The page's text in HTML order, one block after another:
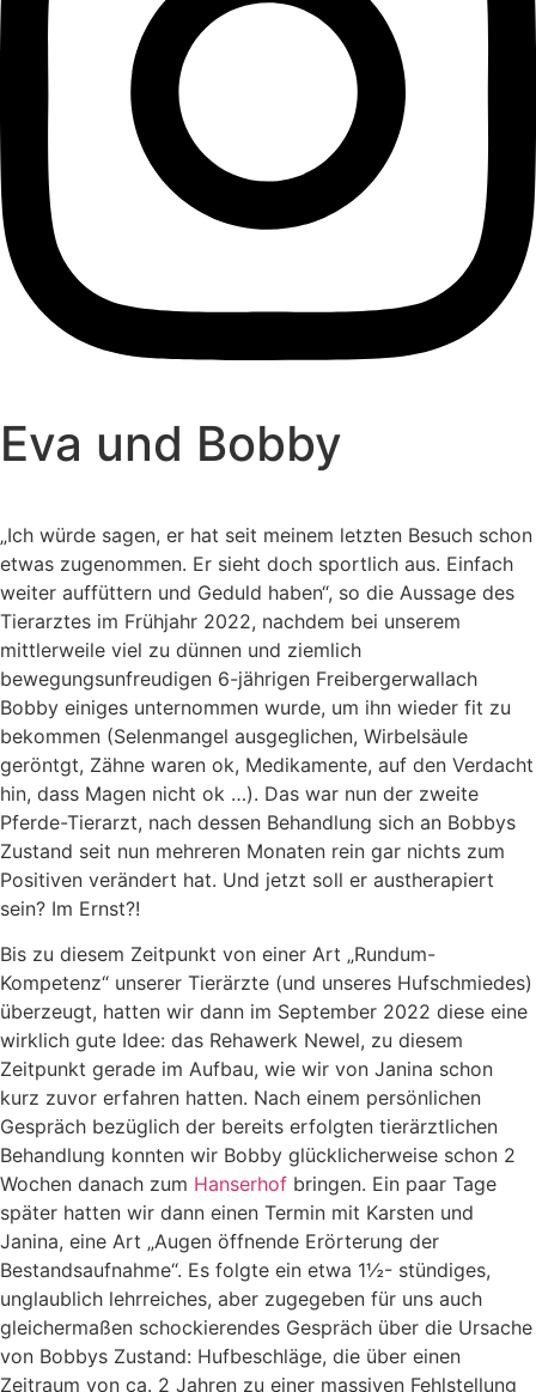
Eva und Bobby
„Ich würde sagen, er hat seit meinem letzten Besuch schon
etwas zugenommen. Er sieht doch sportlich aus. Einfach
weiter auffüttern und Geduld haben“, so die Aussage des
Tierarztes im Frühjahr 2022, nachdem bei unserem
mittlerweile viel zu dünnen und ziemlich
bewegungsunfreudigen 6-jährigen Freibergerwallach
Bobby einiges unternommen wurde, um ihn wieder fit zu
bekommen (Selenmangel ausgeglichen, Wirbelsäule
geröntgt, Zähne waren ok, Medikamente, auf den Verdacht
hin, dass Magen nicht ok …). Das war nun der zweite
Pferde-Tierarzt, nach dessen Behandlung sich an Bobbys
Zustand seit nun mehreren Monaten rein gar nichts zum
Positiven verändert hat. Und jetzt soll er austherapiert
sein? Im Ernst?!
Bis zu diesem Zeitpunkt von einer Art „Rundum-
Kompetenz“ unserer Tierärzte (und unseres Hufschmiedes)
überzeugt, hatten wir dann im September 2022 diese eine
wirklich gute Idee: das Rehawerk Newel, zu diesem
Zeitpunkt gerade im Aufbau, wie wir von Janina schon
kurz zuvor erfahren hatten. Nach einem persönlichen
Gespräch bezüglich der bereits erfolgten tierärztlichen
Behandlung konnten wir Bobby glücklicherweise schon 2
Wochen danach zum Hanserhof bringen. Ein paar Tage
später hatten wir dann einen Termin mit Karsten und
Janina, eine Art „Augen öffnende Erörterung der
Bestandsaufnahme“. Es folgte ein etwa 1½- stündiges,
unglaublich lehrreiches, aber zugegeben für uns auch
gleichermaßen schockierendes Gespräch über die Ursache
von Bobbys Zustand: Hufbeschläge, die über einen
Zeitraum von ca. 2 Jahren zu einer massiven Fehlstellung